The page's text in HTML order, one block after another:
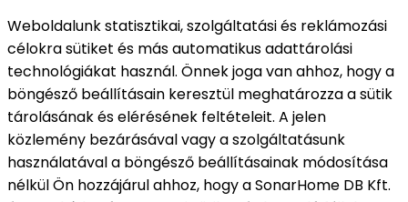
Weboldalunk statisztikai, szolgáltatási és reklámozási
célokra sütiket és más automatikus adattárolási
technológiákat használ. Önnek joga van ahhoz, hogy a
böngésző beállításain keresztül meghatározza a sütik
tárolásának és elérésének feltételeit. A jelen
közlemény bezárásával vagy a szolgáltatásunk
használatával a böngésző beállításainak módosítása
nélkül Ön hozzájárul ahhoz, hogy a SonarHome DB Kft.